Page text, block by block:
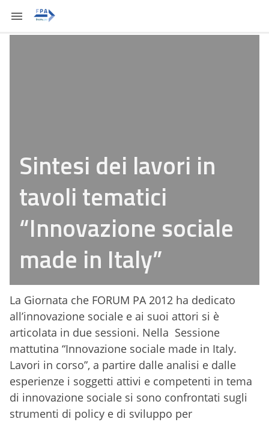
Sintesi dei lavori in
tavoli tematici
“Innovazione sociale
made in Italy”
La Giornata che FORUM PA 2012 ha dedicato
all’innovazione sociale e ai suoi attori si è
articolata in due sessioni. Nella Sessione
mattutina “Innovazione sociale made in Italy.
Lavori in corso”, a partire dalle analisi e dalle
esperienze i soggetti attivi e competenti in tema
di innovazione sociale si sono confrontati sugli
strumenti di policy e di sviluppo per